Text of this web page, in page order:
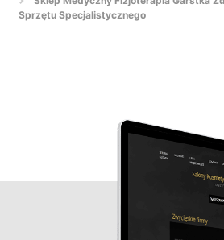
Sprzętu Specjalistycznego